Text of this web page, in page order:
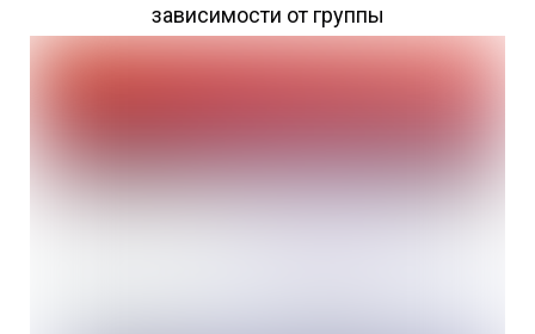
зависимости от группы